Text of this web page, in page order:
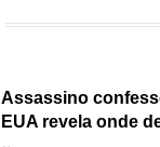
Assassino
EUA revela onde